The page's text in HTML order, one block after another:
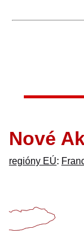
Nové
regióny EÚ: